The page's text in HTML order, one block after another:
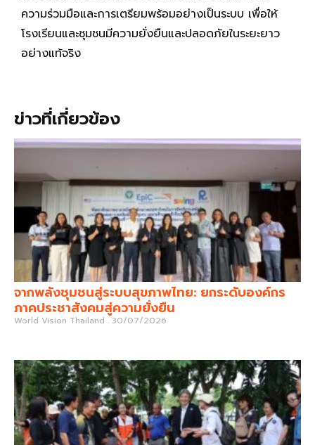
ความร่วมมือและการเตรียมพร้อมอย่างเป็นระบบ เพื่อให้
โรงเรียนและชุมชนมีความยั่งยืนและปลอดภัยในระยะยาว
อย่างแท้จริง
ข่าวที่เกี่ยวข้อง
จากพลังชุมชนสู่ระบบสุขภาพไทย: ยกระดับองค์กร
ภาคประชาสังคมสู่ความยั่งยืน
World Vision Thailand 30/07/2026